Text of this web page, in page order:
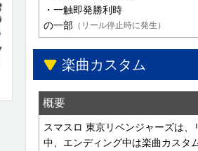
・一触即発勝利時
の一部 （リール停止時に発生）
楽曲カスタム
概要
スマスロ 東京リベンジャーズは
中、エンディング中は楽曲カスタ